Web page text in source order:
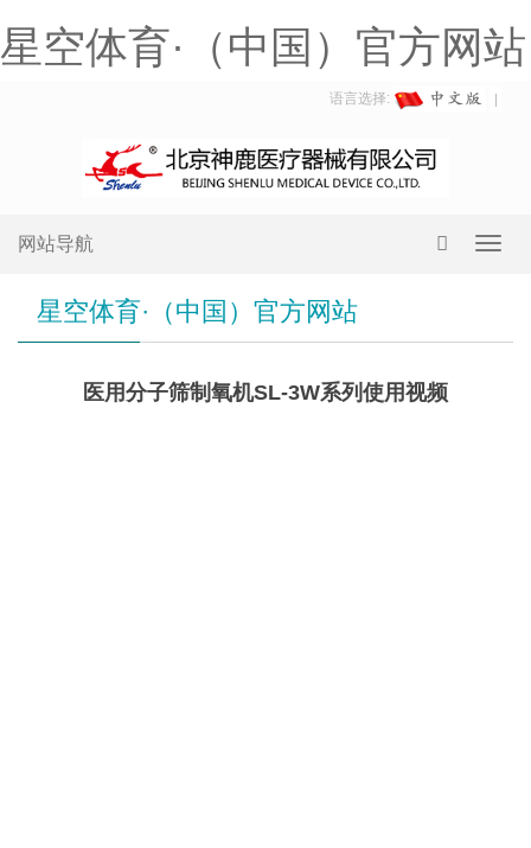
星空体育·（中国）官方网站
语言选择:
网站导航
星空体育·（中国）官方网站
医用分子筛制氧机SL-3W系列使用视频